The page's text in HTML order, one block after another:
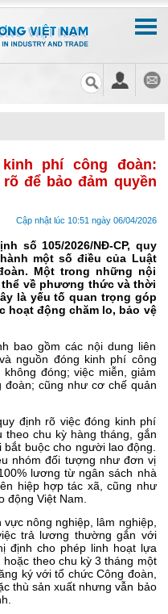
phí công đoàn:
để bảo đảm quyền
Cập nhật lúc 10:51 ngày 06/04/2026
số 105/2026/NĐ-CP, quy
một số điều của Luật
Một trong những nội
về phương thức và thời
là yếu tố quan trọng góp
hoạt động chăm lo, bảo vệ
bao gồm các nội dung liên
nguồn đóng kinh phí công
đóng; việc miễn, giảm
cũng như cơ chế quản
định rõ việc đóng kinh phí
chu kỳ hàng tháng, gắn
buộc cho người lao động.
nhóm đối tượng như đơn vị
lương từ ngân sách nhà
hiệp hợp tác xã, cũng như
động Việt Nam.
nông nghiệp, lâm nghiệp,
trả lương thường gắn với
định cho phép linh hoạt lựa
theo chu kỳ 3 tháng một
ký với tổ chức Công đoàn,
thù sản xuất nhưng vẫn bảo